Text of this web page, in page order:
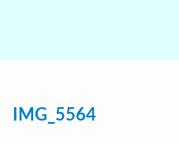
IMG_5564